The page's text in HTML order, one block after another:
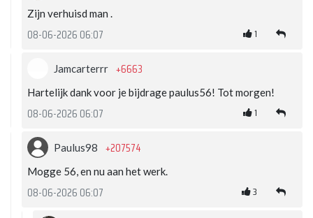
Zijn verhuisd man .
08-06-2026 06:07 1
Jamcarterrr +6663
Hartelijk dank voor je bijdrage paulus56! Tot morgen!
08-06-2026 06:07 1
Paulus98 +207574
Mogge 56, en nu aan het werk.
08-06-2026 06:07 3